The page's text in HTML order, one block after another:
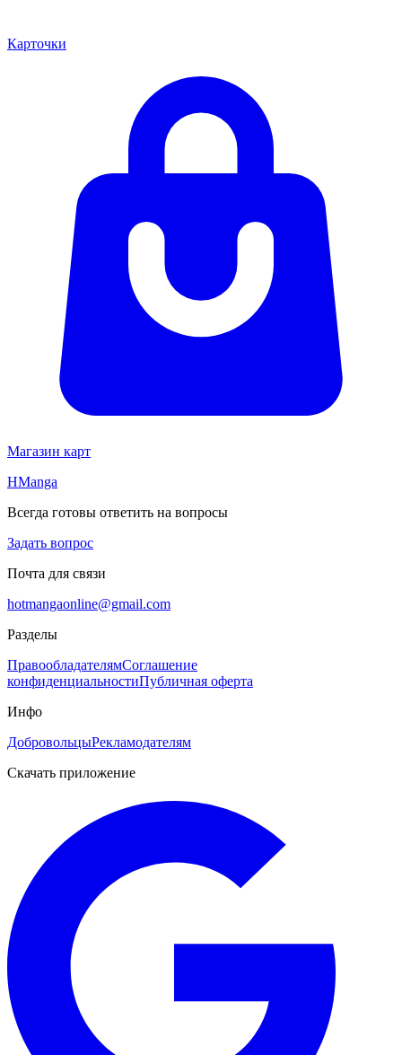
Карточки
Магазин карт
HManga
Всегда готовы ответить на вопросы
Задать вопрос
Почта для связи
hotmangaonline@gmail.com
Разделы
ПравообладателямСоглашение
конфиденциальностиПубличная оферта
Инфо
ДобровольцыРекламодателям
Скачать приложение